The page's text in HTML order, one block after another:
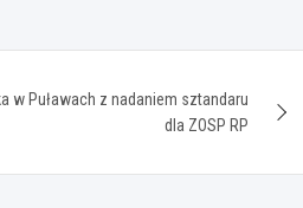
w Puławach z nadaniem sztandaru
dla ZOSP RP